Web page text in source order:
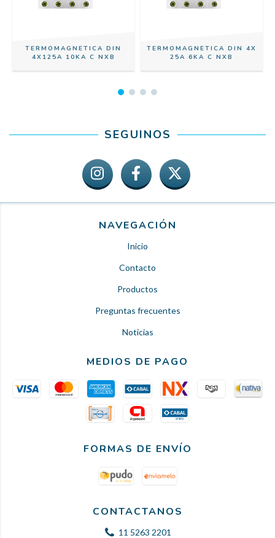
TERMOMAGNETICA DIN
4X125A 10KA C NXB
TERMOMAGNETICA DIN 4X
25A 6KA C NXB
SEGUINOS
NAVEGACIÓN
Inicio
Contacto
Productos
Preguntas frecuentes
Noticias
MEDIOS DE PAGO
FORMAS DE ENVÍO
CONTACTANOS
11 5263 2201